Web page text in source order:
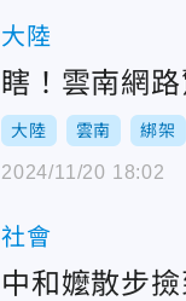
大陸
瞎！雲南網
大陸 雲南 綁架
2024/11/20 18:02
社會
中和嬤散步